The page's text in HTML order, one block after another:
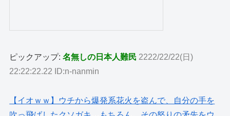
ピックアップ:名無しの日本人難民 2222/22/22(日)
22:22:22.22 ID:n-nanmin
【イオｗｗ】ウチから爆発系花火を盗んで、自分の手を